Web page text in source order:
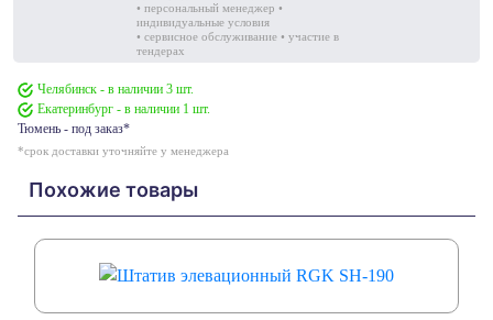
• персональный менеджер •
индивидуальные условия
• сервисное обслуживание • участие в
тендерах
Челябинск - в наличии 3 шт.
Екатеринбург - в наличии 1 шт.
Тюмень - под заказ*
*срок доставки уточняйте у менеджера
Похожие товары